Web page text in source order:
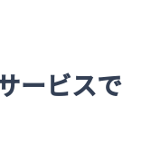
ービスで